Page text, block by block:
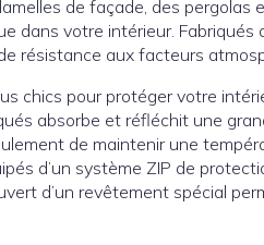
de façade, des pergolas
dans votre intérieur. Fabriqués
résistance aux facteurs
chics pour protéger votre
absorbe et réfléchit une
de maintenir une
d’un système ZIP de
d’un revêtement spécial